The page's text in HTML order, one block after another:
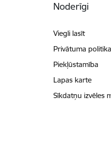
Noderīgi
Viegli lasīt
Privātuma politika
Piekļūstamība
Lapas karte
Sīkdatņu izvēles